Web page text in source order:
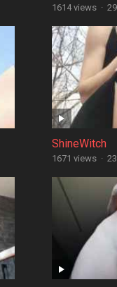
1614 views ·
ShineWitch
1671 views ·